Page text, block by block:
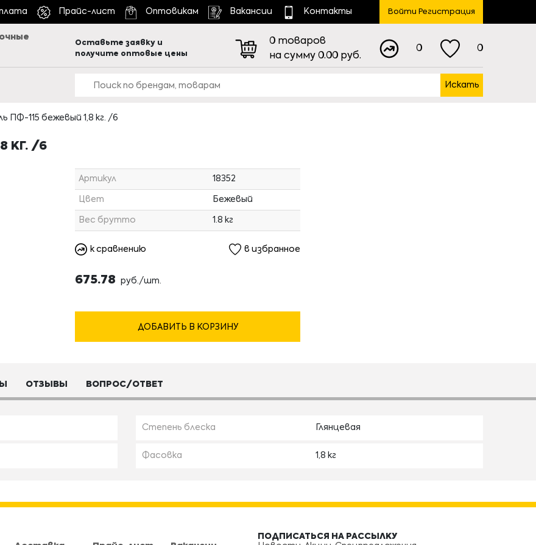
Прайс-лист Оптовикам Вакансии Контакты Войти Регистрация
Оставьте заявку и
получите оптовые цены
0 товаров
на сумму 0.00 руб.
0 0
Искать
ПФ-115 бежевый 1,8 кг. /6
КГ. /6
Артикул 18352
Цвет Бежевый
Вес брутто 1.8 кг
к сравнению в избранное
675.78 руб./шт.
ДОБАВИТЬ В КОРЗИНУ
ОТЗЫВЫ ВОПРОС/ОТВЕТ
Степень блеска Глянцевая
Фасовка 1,8 кг
ПОДПИСАТЬСЯ НА РАССЫЛКУ